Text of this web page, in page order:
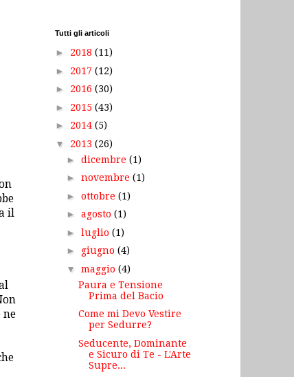
il
ne
Tutti gli articoli
► 2018 (11)
► 2017 (12)
► 2016 (30)
► 2015 (43)
► 2014 (5)
▼ 2013 (26)
►dicembre(1)
►novembre(1)
►ottobre(1)
►agosto(1)
►luglio(1)
► giugno(4)
▼maggio(4)
Paura e Tensione
Prima del Bacio
Come mi Devo Vestire
per Sedurre?
Seducente, Dominante
e Sicuro di Te - L'Arte
Supre...